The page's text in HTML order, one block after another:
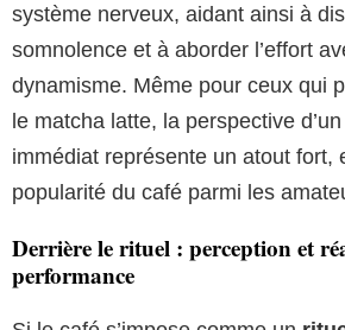
système nerveux, aidant ainsi à
somnolence et à aborder l’effort
dynamisme. Même pour ceux qui
le matcha latte, la perspective
immédiat représente un atout fort,
popularité du café parmi les
Derrière le rituel : perception et
performance